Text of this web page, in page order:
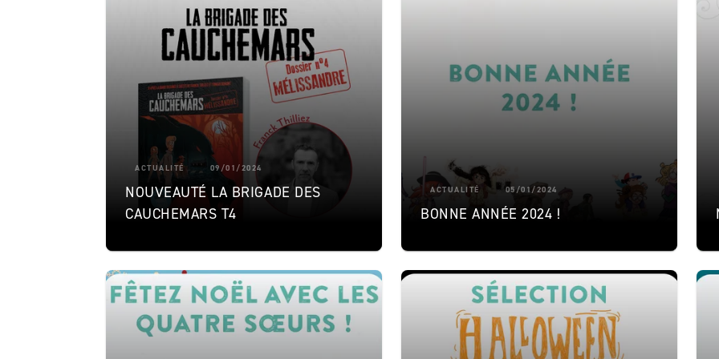
ACTUALITÉ 09/01/2024
NOUVEAUTÉ LA BRIGADE DES
CAUCHEMARS T4
ACTUALITÉ 05/01/2024
BONNE ANNÉE 2024 !